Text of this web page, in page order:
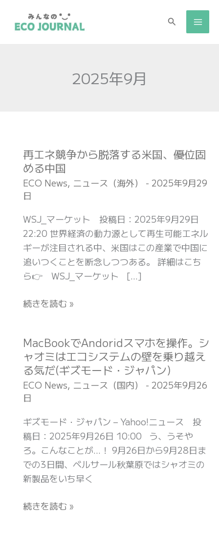
検
2025年9月
再エネ競争から脱落する米国、優位固
める中国
ECO News, ニュース（海外） - 2025年9月29
日
WSJ_マーケット 投稿日：2025年9月29日
22:20 世界経済の動力源として再生可能エネル
ギーが注目される中、米国はこの産業で中国に
追いつくことを断念しつつある。 詳細はこち
ら👉 WSJ_マーケット […]
再
エ
ネ
競
か
ら
脱
落
す
米
優
位
固
め
る
国
続きを読む »
MacBookでAndoridスマホを操作。シ
ャオミはエコシステムの壁を乗り越え
る気だ(ギズモード・ジャパン)
ECO News, ニュース（国内） - 2025年9月26
日
ギズモード・ジャパン – Yahoo!ニュース 投
稿日：2025年9月26日 10:00 う、うそや
ろ。こんなことが…！ 9月26日から9月28日ま
での3日間、ベルサール秋葉原ではシャオミの
新製品をいち早く
MacBook
で
Andorid
ス
マ
を
操
作。
シ
ャ
ミ
続きを読む »